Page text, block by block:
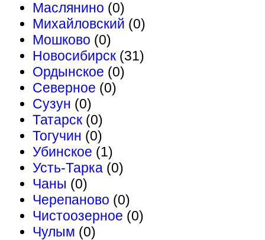
Маслянино (0)
Михайловский (0)
Мошково (0)
Новосибирск (31)
Ордынское (0)
Северное (0)
Сузун (0)
Татарск (0)
Тогучин (0)
Убинское (1)
Усть-Тарка (0)
Чаны (0)
Черепаново (0)
Чистоозерное (0)
Чулым (0)